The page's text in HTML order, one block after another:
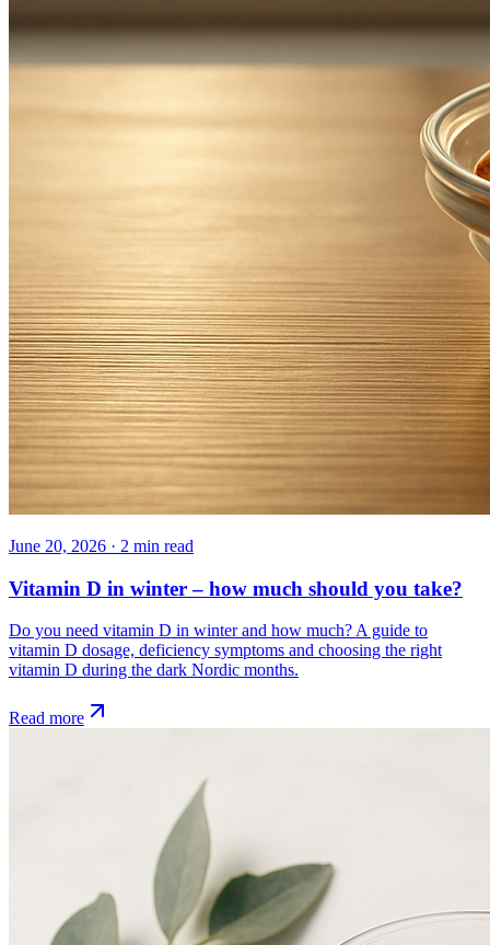
June 20, 2026 · 2 min read
Vitamin D in winter – how much should you take?
Do you need vitamin D in winter and how much? A guide to
vitamin D dosage, deficiency symptoms and choosing the right
vitamin D during the dark Nordic months.
Read more